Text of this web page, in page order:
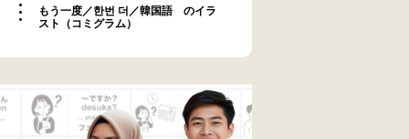
もう一度／한번 더／韓国語 のイラ
スト（コミグラム）